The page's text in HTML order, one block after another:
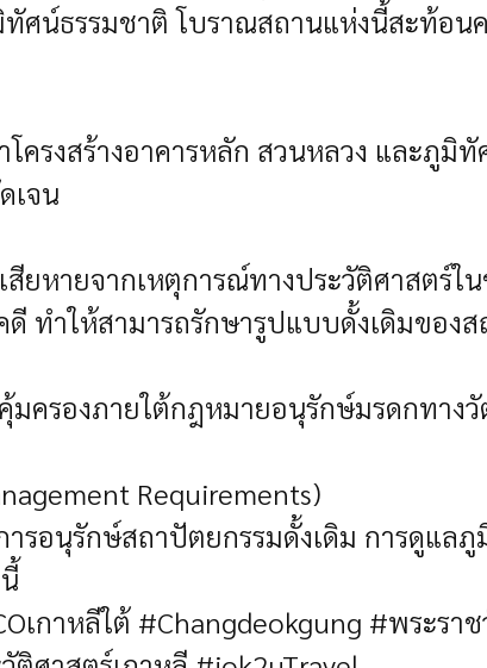
ศน์ธรรมชาติ โบราณสถานแห่งนี้สะท้อ
ครงสร้างอาคารหลัก สวนหลวง และภูมิ
เจน
สียหายจากเหตุการณ์ทางประวัติศาสตร์
ทำให้สามารถรักษารูปแบบดั้งเดิมของส
มครองภายใต้กฎหมายอนุรักษ์มรดกทา
Requirements)
รอนุรักษ์สถาปัตยกรรมดั้งเดิม การดูแล
เกาหลีใต้ #Changdeokgung #พระร